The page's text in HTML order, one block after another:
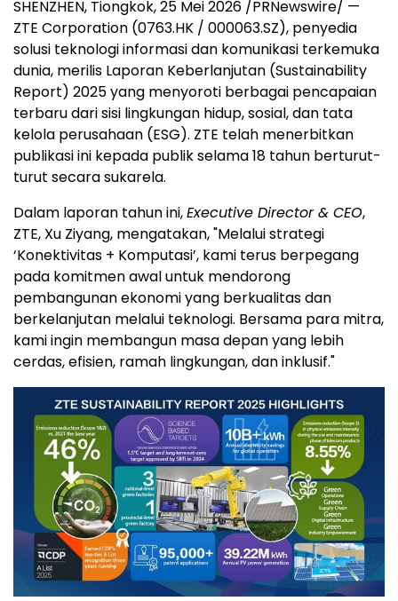
SHENZHEN, Tiongkok, 25 Mei 2026 /PRNewswire/ —
ZTE Corporation (0763.HK / 000063.SZ), penyedia
solusi teknologi informasi dan komunikasi terkemuka
dunia, merilis Laporan Keberlanjutan (Sustainability
Report) 2025 yang menyoroti berbagai pencapaian
terbaru dari sisi lingkungan hidup, sosial, dan tata
kelola perusahaan (ESG). ZTE telah menerbitkan
publikasi ini kepada publik selama 18 tahun berturut-
turut secara sukarela.
Dalam laporan tahun ini,Executive Director & CEO,
ZTE, Xu Ziyang, mengatakan, "Melalui strategi
‘Konektivitas + Komputasi’, kami terus berpegang
pada komitmen awal untuk mendorong
pembangunan ekonomi yang berkualitas dan
berkelanjutan melalui teknologi. Bersama para mitra,
kami ingin membangun masa depan yang lebih
cerdas, efisien, ramah lingkungan, dan inklusif."